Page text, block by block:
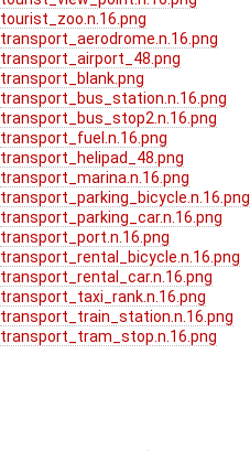
tourist_zoo.n.16.png
transport_aerodrome.n.16.png
transport_airport_48.png
transport_blank.png
transport_bus_station.n.16.png
transport_bus_stop2.n.16.png
transport_fuel.n.16.png
transport_helipad_48.png
transport_marina.n.16.png
transport_parking_bicycle.n.16.png
transport_parking_car.n.16.png
transport_port.n.16.png
transport_rental_bicycle.n.16.png
transport_rental_car.n.16.png
transport_taxi_rank.n.16.png
transport_train_station.n.16.png
transport_tram_stop.n.16.png